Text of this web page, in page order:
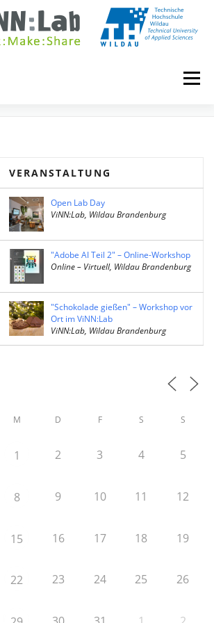
Menü
IMPRINT
VERANSTALTUNG
Open Lab Day
ViNN:Lab, Wildau Brandenburg
"Adobe AI Teil 2" – Online-Workshop
Online – Virtuell, Wildau Brandenburg
"Schokolade gießen" – Workshop vor
Ort im ViNN:Lab
ViNN:Lab, Wildau Brandenburg
M D F S S
1 2 3 4 5
8 9 10 11 12
15 16 17 18 19
22 23 24 25 26